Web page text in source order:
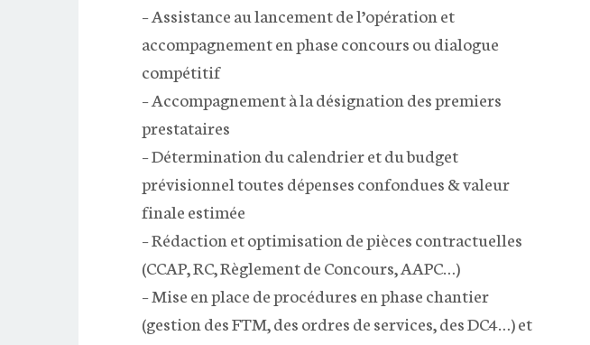
– Assistance au lancement de l’opération et
accompagnement en phase concours ou dialogue
compétitif
– Accompagnement à la désignation des premiers
prestataires
– Détermination du calendrier et du budget
prévisionnel toutes dépenses confondues & valeur
finale estimée
– Rédaction et optimisation de pièces contractuelles
(CCAP, RC, Règlement de Concours, AAPC…)
– Mise en place de procédures en phase chantier
(gestion des FTM, des ordres de services, des DC4…) et